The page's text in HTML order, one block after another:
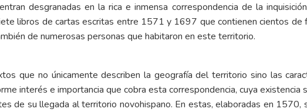
desgranadas en la rica e inmensa correspondencia de la
libros de cartas escritas entre 1571 y 1697 que contienen cientos de
de numerosas personas que habitaron en este territorio.
que no únicamente describen la geografía del territorio sino las
interés e importancia que cobra esta correspondencia, cuya existencia
de su llegada al territorio novohispano. En estas, elaboradas en